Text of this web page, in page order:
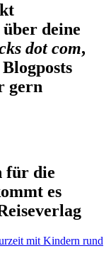
deine
dot com,
gern
für die
es